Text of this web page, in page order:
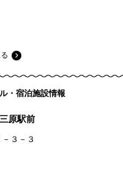
・宿泊施設情報
原駅前
３－３